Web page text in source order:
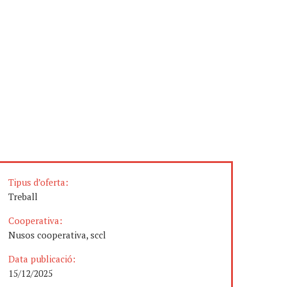
Tipus d’oferta:
Treball
Cooperativa:
Nusos cooperativa, sccl
Data publicació:
15/12/2025